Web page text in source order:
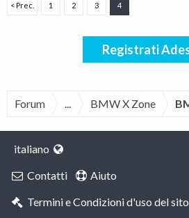
< Prec. 1 2 3 4
Registrati
Forum ... BMW X Zone
italiano
Contatti
Aiuto
Termini e Condizioni d'uso del sito